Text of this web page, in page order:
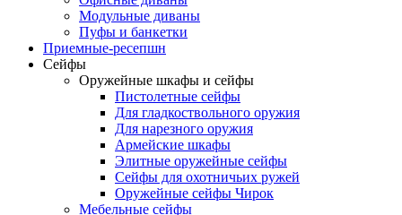
Модульные диваны
Пуфы и банкетки
Приемные-ресепшн
Сейфы
Оружейные шкафы и сейфы
Пистолетные сейфы
Для гладкоствольного оружия
Для нарезного оружия
Армейские шкафы
Элитные оружейные сейфы
Сейфы для охотничьих ружей
Оружейные сейфы Чирок
Мебельные сейфы